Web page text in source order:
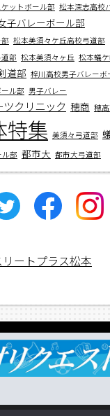
ットボール部 松本深志高校
子バレーボール部
松本美須々ケ丘高校弓道部
部 松本美須々ヶ丘 松本蟻
道部 梓川高校男子バレーボ
ル部 男子バレー
クリニック 穂商 穂
特集 美須々弓道部
部 都市大 都市大弓道部
ートプラス松本